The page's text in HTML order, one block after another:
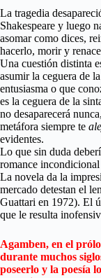
La tragedia
Shakespeare y luego
asomar como dices,
hacerlo, morir y
Una cuestión distinta
asumir la ceguera de
entusiasma o que
es la ceguera de la
no desaparecerá
metáfora siempre te
evidentes.
Lo que sin duda
romance
La novela da la
mercado detestan el
Guattari en 1972). El
que le resulta
Agamben, en el
durante muchos
poseerlo y la poesía